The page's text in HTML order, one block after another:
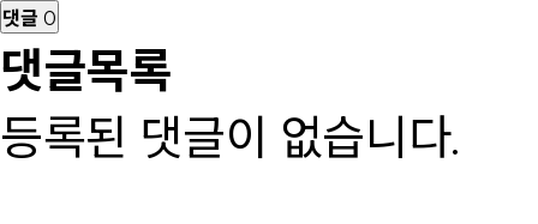
댓글 0
댓글목록
등록된 댓글이 없습니다.